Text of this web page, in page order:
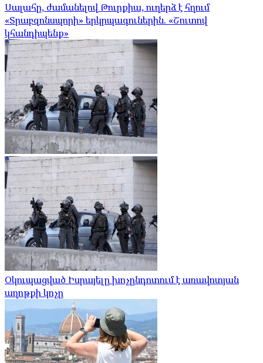
Սալահը, ժամանելով Թուրքիա, ուղերձ է հղում
«Տրաբզոնսպորի» երկրպագուներին. «Շուտով
կհանդիպենք»
Օկուպացված Իսրայելը խոչընդոտում է առավոտյան
աղոթքի կոչը